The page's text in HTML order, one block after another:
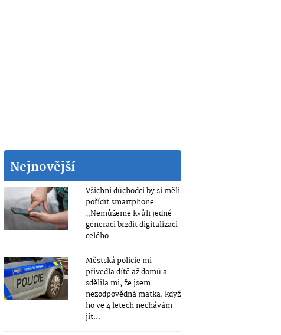
Nejnovější
Všichni důchodci by si měli
pořídit smartphone.
„Nemůžeme kvůli jedné
generaci brzdit digitalizaci
celého...
Městská policie mi
přivedla dítě až domů a
sdělila mi, že jsem
nezodpovědná matka, když
ho ve 4 letech nechávám
jít...